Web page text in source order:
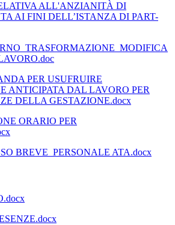
ALL'ANZIANITÀ DI
AI FINI DELL’ISTANZA DI PART-
PER USUFRUIRE
ANTICIPATA DAL LAVORO PER
DELLA GESTAZIONE.docx
ORARIO PER
BREVE_PERSONALE ATA.docx